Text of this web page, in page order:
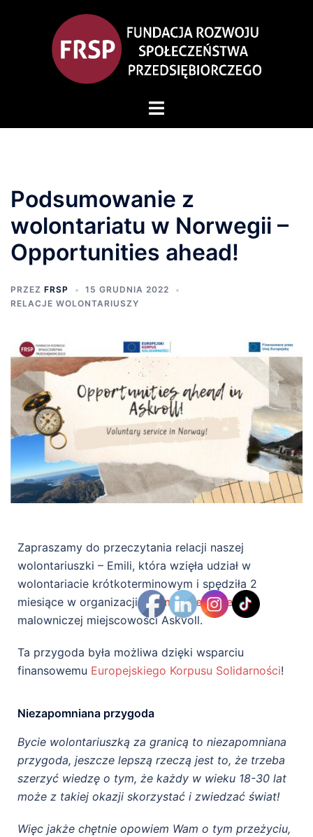
Podsumowanie z
wolontariatu w Norwegii –
Opportunities ahead!
PRZEZ FRSP
15 GRUDNIA 2022
RELACJE WOLONTARIUSZY
Zapraszamy do przeczytania relacji naszej
wolontariuszki – Emili, która wzięła udział w
wolontariacie krótkoterminowym i spędziła 2
miesiące w organizacji Nærmiljøsentralen, w
malowniczej miejscowości Askvoll.
Ta przygoda była możliwa dzięki wsparciu
finansowemu Europejskiego Korpusu Solidarności!
Niezapomniana przygoda
Bycie wolontariuszką za granicą to niezapomniana
przygoda, jeszcze lepszą rzeczą jest to, że trzeba
szerzyć wiedzę o tym, że każdy w wieku 18-30 lat
może z takiej okazji skorzystać i zwiedzać świat!
Więc jakże chętnie opowiem Wam o tym przeżyciu,